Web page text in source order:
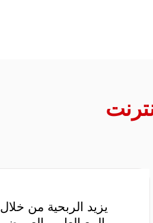
يزيد الربحية من خلال